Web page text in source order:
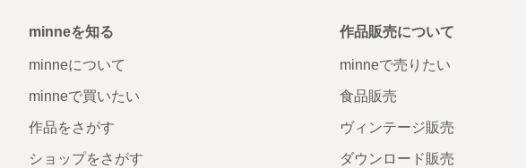
minneを知る
minneについて
minneで買いたい
作品をさがす
ショップをさがす
作品販売について
minneで売りたい
食品販売
ヴィンテージ販売
ダウンロード販売